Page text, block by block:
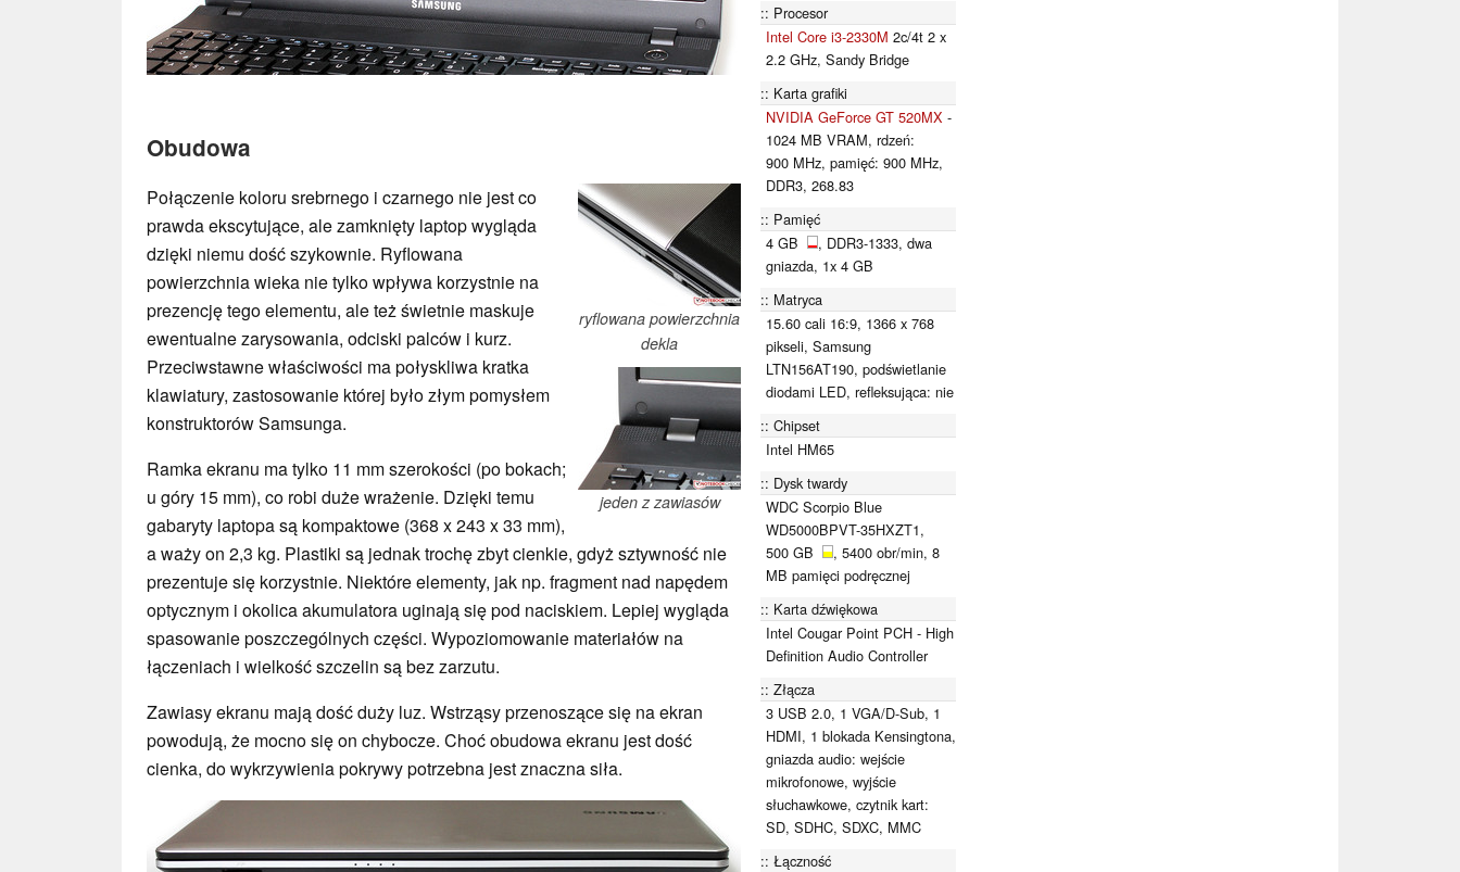
Obudowa
ryflowana powierzchnia
dekla
jeden z zawiasów
Połączenie koloru srebrnego i czarnego nie jest co
prawda ekscytujące, ale zamknięty laptop wygląda
dzięki niemu dość szykownie. Ryflowana
powierzchnia wieka nie tylko wpływa korzystnie na
prezencję tego elementu, ale też świetnie maskuje
ewentualne zarysowania, odciski palców i kurz.
Przeciwstawne właściwości ma połyskliwa kratka
klawiatury, zastosowanie której było złym pomysłem
konstruktorów Samsunga.
Ramka ekranu ma tylko 11 mm szerokości (po bokach;
u góry 15 mm), co robi duże wrażenie. Dzięki temu
gabaryty laptopa są kompaktowe (368 x 243 x 33 mm),
a waży on 2,3 kg. Plastiki są jednak trochę zbyt cienkie, gdyż sztywność nie
prezentuje się korzystnie. Niektóre elementy, jak np. fragment nad napędem
optycznym i okolica akumulatora uginają się pod naciskiem. Lepiej wygląda
spasowanie poszczególnych części. Wypoziomowanie materiałów na
łączeniach i wielkość szczelin są bez zarzutu.
Zawiasy ekranu mają dość duży luz. Wstrząsy przenoszące się na ekran
powodują, że mocno się on chybocze. Choć obudowa ekranu jest dość
cienka, do wykrzywienia pokrywy potrzebna jest znaczna siła.
Procesor
Intel Core i3-2330M 2c/4t 2 x
2.2 GHz, Sandy Bridge
Karta grafiki
NVIDIA GeForce GT 520MX -
1024 MB VRAM, rdzeń:
900 MHz, pamięć: 900 MHz,
DDR3, 268.83
Pamięć
4 GB
, DDR3-1333, dwa
gniazda, 1x 4 GB
Matryca
15.60 cali 16:9, 1366 x 768
pikseli, Samsung
LTN156AT190, podświetlanie
diodami LED, refleksująca: nie
Chipset
Intel HM65
Dysk twardy
WDC Scorpio Blue
WD5000BPVT-35HXZT1,
500 GB
, 5400 obr/min, 8
MB pamięci podręcznej
Karta dźwiękowa
Intel Cougar Point PCH - High
Definition Audio Controller
Złącza
3 USB 2.0, 1 VGA/D-Sub, 1
HDMI, 1 blokada Kensingtona,
gniazda audio: wejście
mikrofonowe, wyjście
słuchawkowe, czytnik kart:
SD, SDHC, SDXC, MMC
Łączność